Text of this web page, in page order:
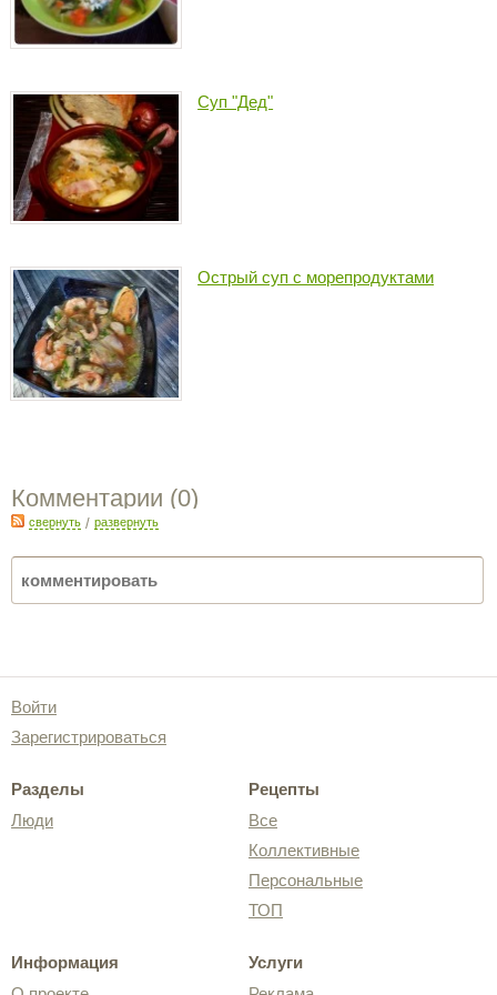
Суп "Дед"
Острый суп с морепродуктами
Комментарии (0)
свернуть / развернуть
Войти
Зарегистрироваться
Разделы
Люди
Рецепты
Все
Коллективные
Персональные
ТОП
Информация
Услуги